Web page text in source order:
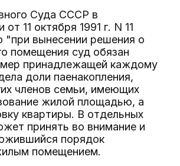
Суда СССР в
11 октября 1991 г. N 11
"при вынесении решения о
помещения суд обязан
принадлежащей каждому
доли паенакопления,
членов семьи, имеющих
жилой площадью, а
квартиры. В отдельных
принять во внимание и
порядок
помещением.